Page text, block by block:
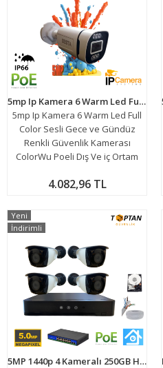
5mp Ip Kamera 6 Warm Led Full Color Sesli Gece ve Gündüz Renkli Güvenlik Kamerası ColorWu Poeli Dış Ve iç Ortam BT-1506
5mp Ip Kamera 6 Warm Led Full
Color Sesli Gece ve Gündüz
Renkli Güvenlik Kamerası
ColorWu Poeli Dış Ve iç Ortam
4.082,96 TL
5MP 1440p 4 Kameralı 250GB Harddisk Dahil IP Poe Güvenlik Kamerası Seti - ST-54250
Yeni
İndirimli